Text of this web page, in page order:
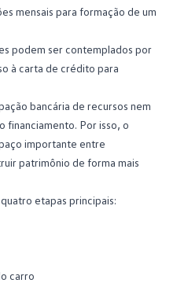
mensais para formação de um
podem ser contemplados por
à carta de crédito para
bancária de recursos nem
financiamento. Por isso, o
importante entre
patrimônio de forma mais
etapas principais:
carro